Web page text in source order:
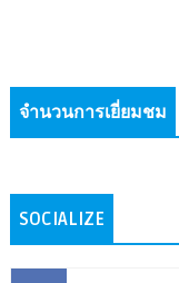
จำนวนการเยี่ยมชม
SOCIALIZE